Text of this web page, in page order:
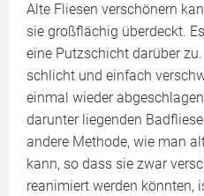
Alte Fliesen verschönern
sie großflächig überdeckt.
eine Putzschicht darüber
schlicht und einfach
einmal wieder
darunter liegenden
andere Methode, wie man
kann, so dass sie zwar
reanimiert werden könnten,